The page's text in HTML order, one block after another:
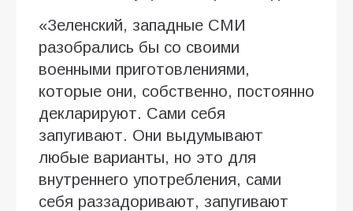
«Зеленский, западные СМИ
разобрались бы со своими
военными приготовлениями,
которые они, собственно, постоянно
декларируют. Сами себя
запугивают. Они выдумывают
любые варианты, но это для
внутреннего употребления, сами
себя раззадоривают, запугивают